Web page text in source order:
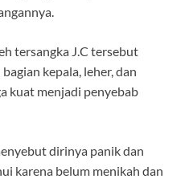
tersangka J.C tersebut
kepala, leher, dan
kuat menjadi penyebab
dirinya panik dan
karena belum menikah dan